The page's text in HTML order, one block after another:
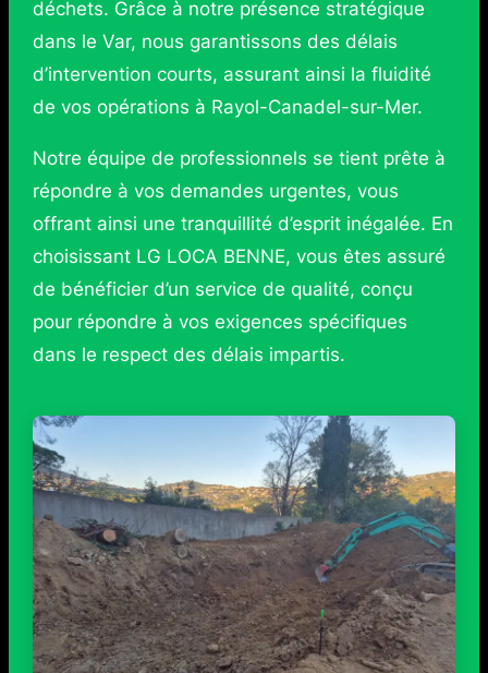
déchets. Grâce à notre présence stratégique
dans le Var, nous garantissons des délais
d’intervention courts, assurant ainsi la fluidité
de vos opérations à Rayol-Canadel-sur-Mer.
Notre équipe de professionnels se tient prête à
répondre à vos demandes urgentes, vous
offrant ainsi une tranquillité d’esprit inégalée. En
choisissant LG LOCA BENNE, vous êtes assuré
de bénéficier d’un service de qualité, conçu
pour répondre à vos exigences spécifiques
dans le respect des délais impartis.